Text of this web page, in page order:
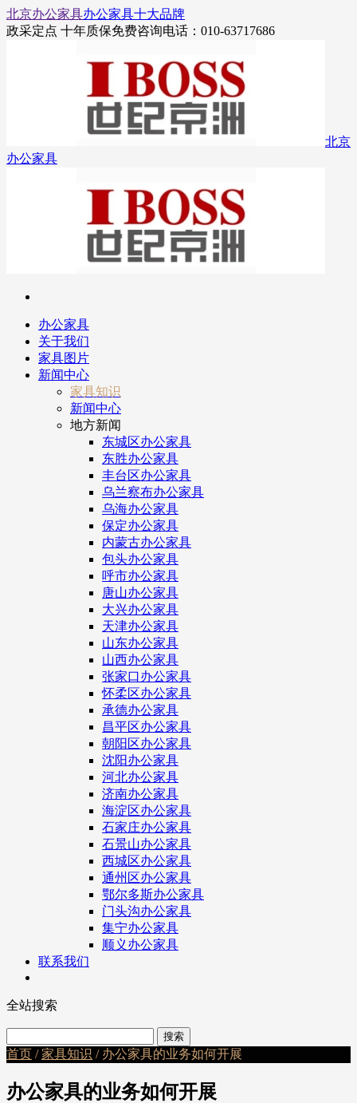
北京办公家具办公家具十大品牌
政采定点 十年质保免费咨询电话：010-63717686
北京
办公家具
办公家具
关于我们
家具图片
新闻中心
家具知识
新闻中心
地方新闻
东城区办公家具
东胜办公家具
丰台区办公家具
乌兰察布办公家具
乌海办公家具
保定办公家具
内蒙古办公家具
包头办公家具
呼市办公家具
唐山办公家具
大兴办公家具
天津办公家具
山东办公家具
山西办公家具
张家口办公家具
怀柔区办公家具
承德办公家具
昌平区办公家具
朝阳区办公家具
沈阳办公家具
河北办公家具
济南办公家具
海淀区办公家具
石家庄办公家具
石景山办公家具
西城区办公家具
通州区办公家具
鄂尔多斯办公家具
门头沟办公家具
集宁办公家具
顺义办公家具
联系我们
全站搜索
首页 /家具知识 / 办公家具的业务如何开展
办公家具的业务如何开展